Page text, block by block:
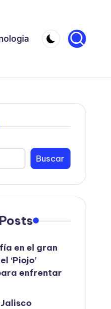
Buscar
en el gran
‘Piojo’
enfrentar